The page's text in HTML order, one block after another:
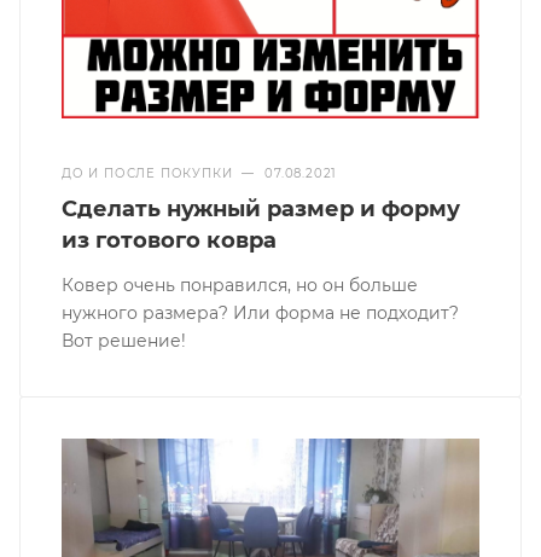
ДО И ПОСЛЕ ПОКУПКИ — 07.08.2021
Сделать нужный размер и форму
из готового ковра
Ковер очень понравился, но он больше
нужного размера? Или форма не подходит?
Вот решение!